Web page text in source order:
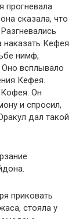
прогневала
сказала, что
Кефея
нимф,
всплывало
Кефея.
Он
и спросил,
дал такой
приковать
стояла у